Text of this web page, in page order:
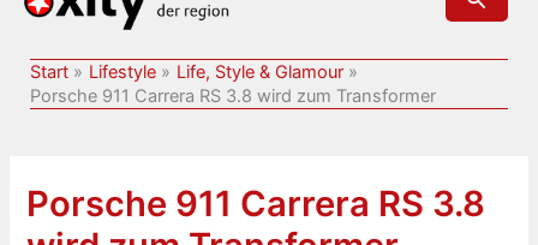
Start Lifestyle
Life, Style & Glamour
Porsche 911 Carrera RS 3.8 wird zum Transformer
Porsche 911 Carrera RS 3.8